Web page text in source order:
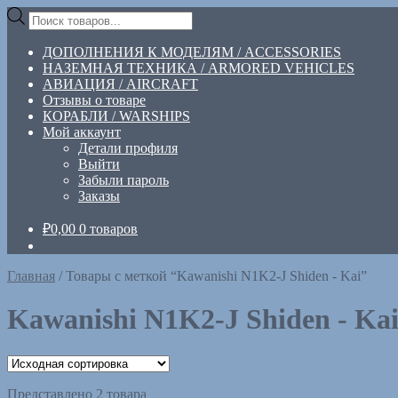
Перейти
навигации
Перейти
содержимому
Поиск
товаров
ДОПОЛНЕНИЯ К МОДЕЛЯМ / ACCESSORIES
НАЗЕМНАЯ ТЕХНИКА / ARMORED VEHICLES
АВИАЦИЯ / AIRCRAFT
Отзывы о товаре
КОРАБЛИ / WARSHIPS
Мой аккаунт
Детали профиля
Выйти
Забыли пароль
Заказы
₽0,00 0 товаров
Главная /Товары с меткой “Kawanishi N1K2-J Shiden - Kai”
Kawanishi N1K2-J Shiden - Kai
Представлено 2 товара